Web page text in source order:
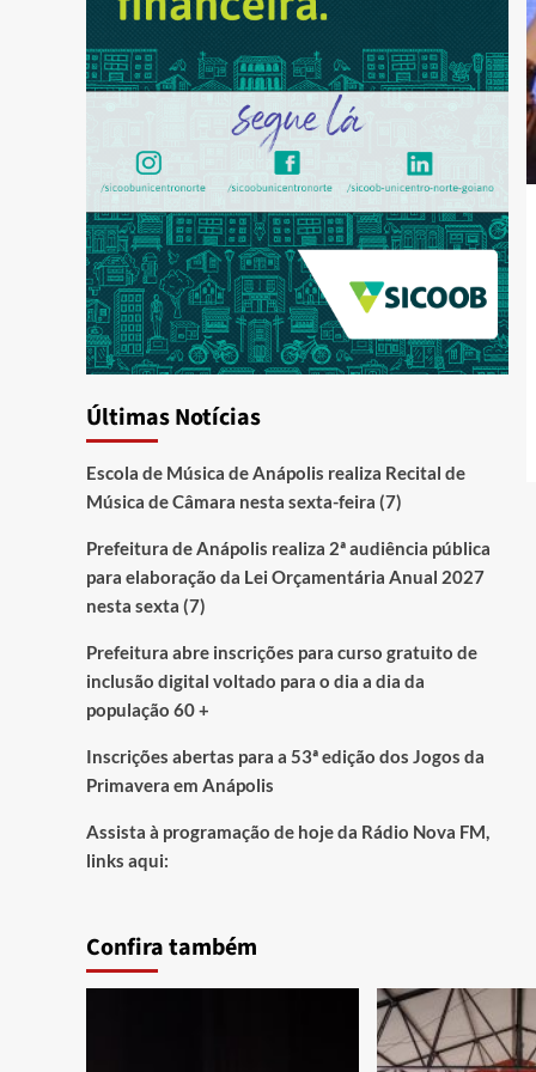
Últimas Notícias
Escola de Música de Anápolis realiza Recital de
Música de Câmara nesta sexta-feira (7)
Prefeitura de Anápolis realiza 2ª audiência pública
para elaboração da Lei Orçamentária Anual 2027
nesta sexta (7)
Prefeitura abre inscrições para curso gratuito de
inclusão digital voltado para o dia a dia da
população 60 +
Inscrições abertas para a 53ª edição dos Jogos da
Primavera em Anápolis
Assista à programação de hoje da Rádio Nova FM,
links aqui:
Confira também